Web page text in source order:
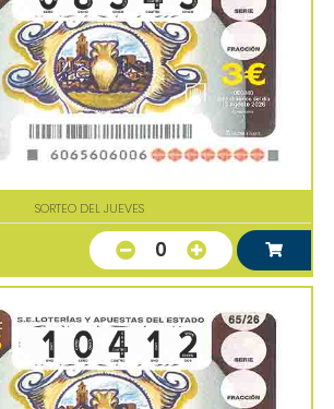
SORTEO DEL JUEVES
0